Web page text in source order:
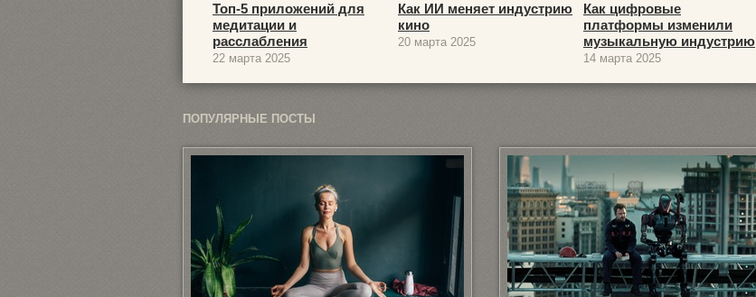
Топ-5 приложений для
медитации и
расслабления
22 марта 2025
Как ИИ меняет индустрию
кино
20 марта 2025
Как цифровые
платформы изменили
музыкальную индустрию
14 марта 2025
ПОПУЛЯРНЫЕ ПОСТЫ